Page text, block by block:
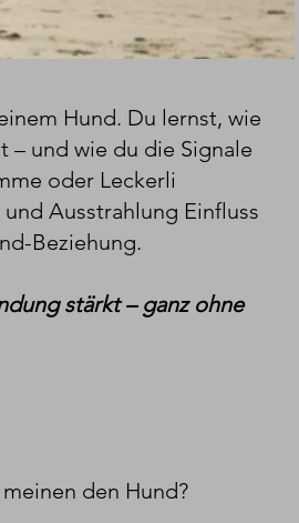
Hund. Du lernst, wie
– und wie du die Signale
oder Leckerli
Ausstrahlung Einfluss
Beziehung.
stärkt – ganz ohne
den Hund?